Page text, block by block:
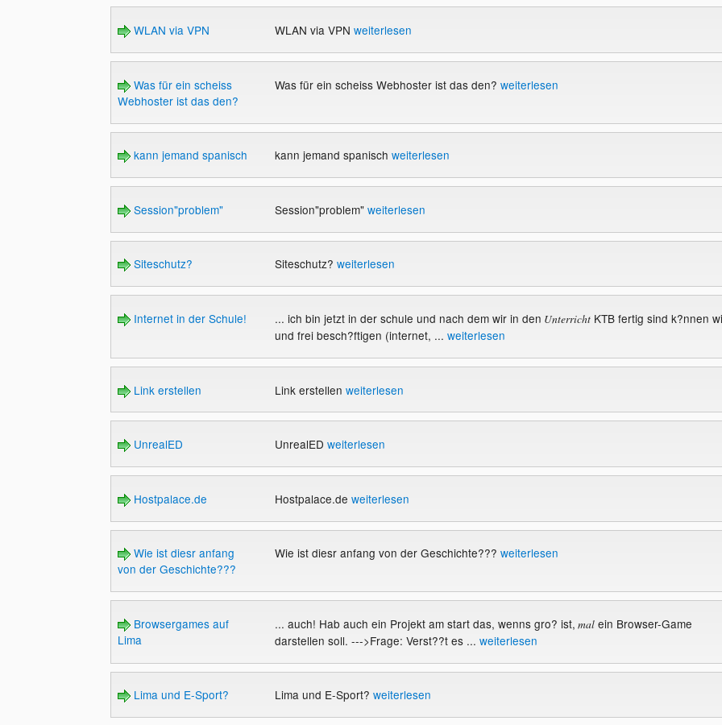
WLAN via VPN WLAN via VPN weiterlesen
Was für ein scheiss
Webhoster ist das den?
Was für ein scheiss Webhoster ist das den? weiterlesen
kann jemand spanisch kann jemand spanisch weiterlesen
Session"problem" Session"problem" weiterlesen
Siteschutz? Siteschutz? weiterlesen
Internet in der Schule! ... ich bin jetzt in der schule und nach dem wir in den UnterrichtKTB fertig sind k?nnen
und frei besch?ftigen (internet, ... weiterlesen
Link erstellen Link erstellen weiterlesen
UnrealED UnrealED weiterlesen
Hostpalace.de Hostpalace.de weiterlesen
Wie ist diesr anfang
von der Geschichte???
Wie ist diesr anfang von der Geschichte??? weiterlesen
Browsergames auf
Lima
... auch! Hab auch ein Projekt am start das, wenns gro? ist, malein Browser-Game
darstellen soll. --->Frage: Verst??t es ... weiterlesen
Lima und E-Sport? Lima und E-Sport? weiterlesen